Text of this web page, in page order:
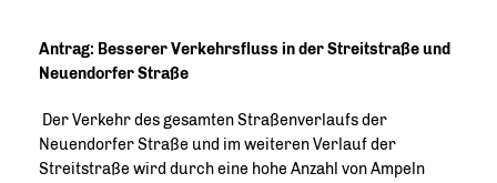
Antrag: Besserer Verkehrsfluss in der Streitstraße und
Neuendorfer Straße
Der Verkehr des gesamten Straßenverlaufs der
Neuendorfer Straße und im weiteren Verlauf der
Streitstraße wird durch eine hohe Anzahl von Ampeln